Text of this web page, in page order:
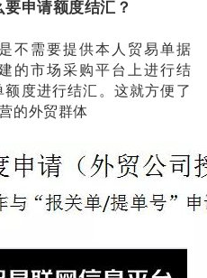
申请额度结汇？
不需要提供本人贸易单据
的市场采购平台上进行结
度进行结汇。这就方便了
的外贸群体